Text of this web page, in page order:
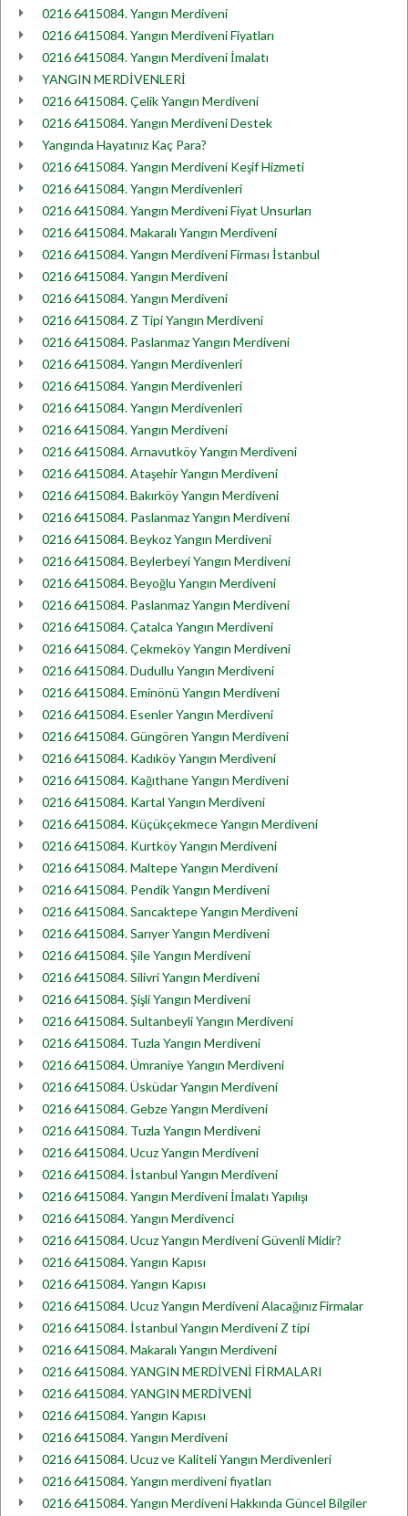
0216 6415084. Yangın Merdiveni
0216 6415084. Yangın Merdiveni Fiyatları
0216 6415084. Yangın Merdiveni İmalatı
YANGIN MERDİVENLERİ
0216 6415084. Çelik Yangın Merdiveni
0216 6415084. Yangın Merdiveni Destek
Yangında Hayatınız Kaç Para?
0216 6415084. Yangın Merdiveni Keşif Hizmeti
0216 6415084. Yangın Merdivenleri
0216 6415084. Yangın Merdiveni Fiyat Unsurları
0216 6415084. Makaralı Yangın Merdiveni
0216 6415084. Yangın Merdiveni Firması İstanbul
0216 6415084. Yangın Merdiveni
0216 6415084. Yangın Merdiveni
0216 6415084. Z Tipi Yangın Merdiveni
0216 6415084. Paslanmaz Yangın Merdiveni
0216 6415084. Yangın Merdivenleri
0216 6415084. Yangın Merdivenleri
0216 6415084. Yangın Merdivenleri
0216 6415084. Yangın Merdiveni
0216 6415084. Arnavutköy Yangın Merdiveni
0216 6415084. Ataşehir Yangın Merdiveni
0216 6415084. Bakırköy Yangın Merdiveni
0216 6415084. Paslanmaz Yangın Merdiveni
0216 6415084. Beykoz Yangın Merdiveni
0216 6415084. Beylerbeyi Yangın Merdiveni
0216 6415084. Beyoğlu Yangın Merdiveni
0216 6415084. Paslanmaz Yangın Merdiveni
0216 6415084. Çatalca Yangın Merdiveni
0216 6415084. Çekmeköy Yangın Merdiveni
0216 6415084. Dudullu Yangın Merdiveni
0216 6415084. Eminönü Yangın Merdiveni
0216 6415084. Esenler Yangın Merdiveni
0216 6415084. Güngören Yangın Merdiveni
0216 6415084. Kadıköy Yangın Merdiveni
0216 6415084. Kağıthane Yangın Merdiveni
0216 6415084. Kartal Yangın Merdiveni
0216 6415084. Küçükçekmece Yangın Merdiveni
0216 6415084. Kurtköy Yangın Merdiveni
0216 6415084. Maltepe Yangın Merdiveni
0216 6415084. Pendik Yangın Merdiveni
0216 6415084. Sancaktepe Yangın Merdiveni
0216 6415084. Sarıyer Yangın Merdiveni
0216 6415084. Şile Yangın Merdiveni
0216 6415084. Silivri Yangın Merdiveni
0216 6415084. Şişli Yangın Merdiveni
0216 6415084. Sultanbeyli Yangın Merdiveni
0216 6415084. Tuzla Yangın Merdiveni
0216 6415084. Ümraniye Yangın Merdiveni
0216 6415084. Üsküdar Yangın Merdiveni
0216 6415084. Gebze Yangın Merdiveni
0216 6415084. Tuzla Yangın Merdiveni
0216 6415084. Ucuz Yangın Merdiveni
0216 6415084. İstanbul Yangın Merdiveni
0216 6415084. Yangın Merdiveni İmalatı Yapılışı
0216 6415084. Yangın Merdivenci
0216 6415084. Ucuz Yangın Merdiveni Güvenli Midir?
0216 6415084. Yangın Kapısı
0216 6415084. Yangın Kapısı
0216 6415084. Ucuz Yangın Merdiveni Alacağınız Firmalar
0216 6415084. İstanbul Yangın Merdiveni Z tipi
0216 6415084. Makaralı Yangın Merdiveni
0216 6415084. YANGIN MERDİVENİ FİRMALARI
0216 6415084. YANGIN MERDİVENİ
0216 6415084. Yangın Kapısı
0216 6415084. Yangın Merdiveni
0216 6415084. Ucuz ve Kaliteli Yangın Merdivenleri
0216 6415084. Yangın merdiveni fiyatları
0216 6415084. Yangın Merdiveni Hakkında Güncel Bilgiler